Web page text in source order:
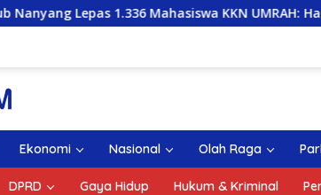
1.336 Mahasiswa KKN UMRAH: Harus Mampu
Ekonomi Nasional Olah Raga
DPRD Gaya Hidup Hukum & Kriminal